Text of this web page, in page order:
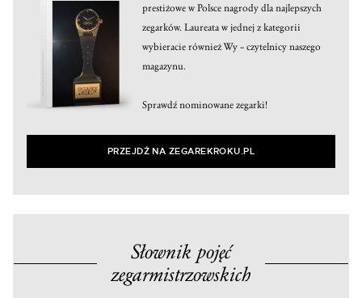
prestiżowe w Polsce nagrody dla najlepszych
zegarków. Laureata w jednej z kategorii
wybieracie również Wy – czytelnicy naszego
magazynu.
Sprawdź nominowane zegarki!
PRZEJDŹ NA ZEGAREKROKU.PL
Słownik pojęć
zegarmistrzowskich